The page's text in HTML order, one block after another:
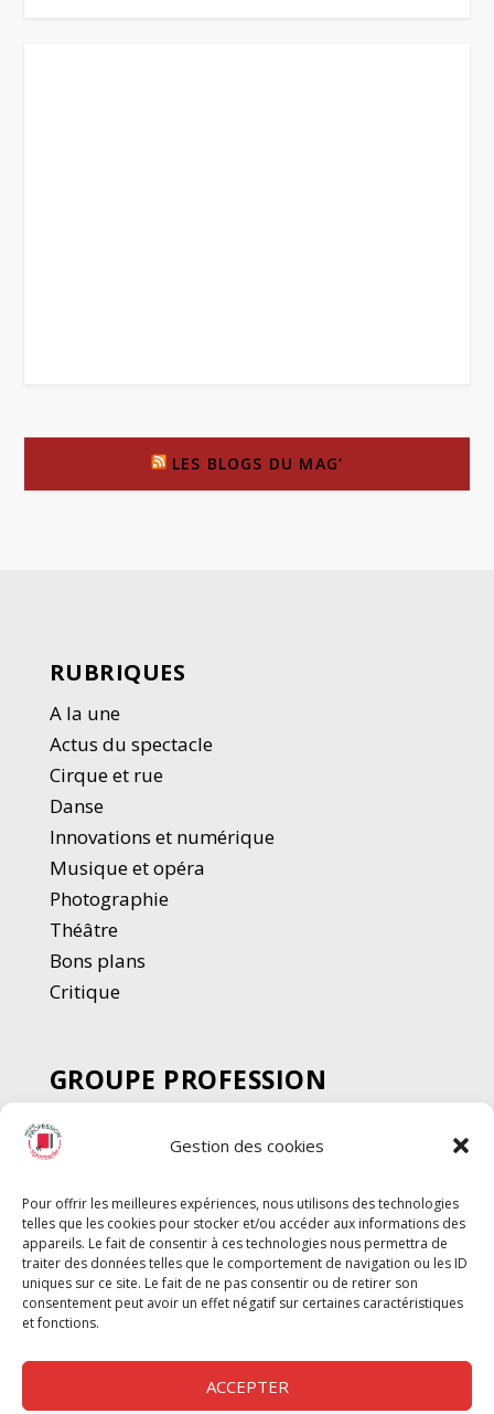
Gestion des cookies
Pour offrir les meilleures expériences, nous utilisons des technologies
telles que les cookies pour stocker et/ou accéder aux informations des
appareils. Le fait de consentir à ces technologies nous permettra de
traiter des données telles que le comportement de navigation ou les ID
uniques sur ce site. Le fait de ne pas consentir ou de retirer son
consentement peut avoir un effet négatif sur certaines caractéristiques
et fonctions.
ACCEPTER
LES BLOGS DU MAG’
RUBRIQUES
A la une
Actus du spectacle
Cirque et rue
Danse
Innovations et numérique
Musique et opéra
Photographie
Théâtre
Bons plans
Critique
GROUPE PROFESSION
SPECTACLE
Chèque Intermittents
Chèque Compta
Chèque Emploi Spectacle
G-Pods
Profession Audio-visuel